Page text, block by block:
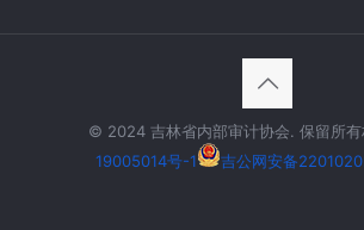
© 2024 吉林省内部审计协会. 保留所有
19005014号-1
吉公网安备